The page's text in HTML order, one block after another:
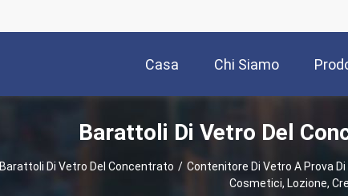
Casa Chi Siamo
Barattoli Di Vetro Del
Barattoli Di Vetro Del Concentrato / Contenitore Di Vetro A Prova
Cosmetici, Lozione,